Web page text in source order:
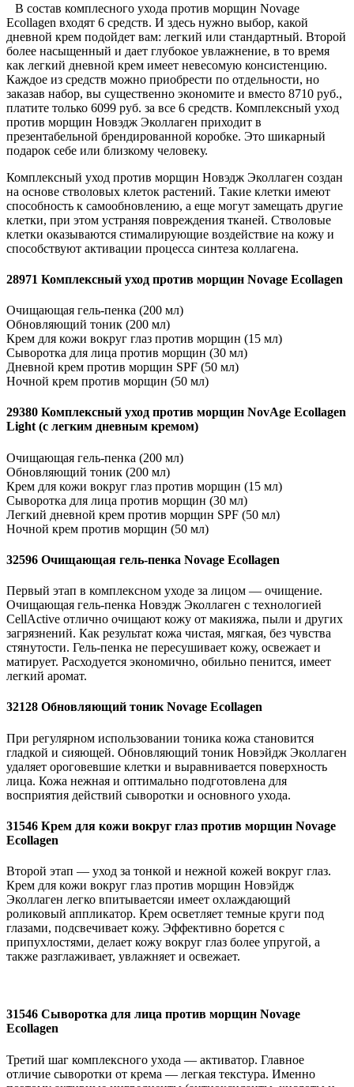
В состав комплесного ухода против морщин Novage
Ecollagen входят 6 средств. И здесь нужно выбор, какой
дневной крем подойдет вам: легкий или стандартный. Второй
более насыщенный и дает глубокое увлажнение, в то время
как легкий дневной крем имеет невесомую консистенцию.
Каждое из средств можно приобрести по отдельности, но
заказав набор, вы существенно экономите и вместо 8710 руб.,
платите только 6099 руб. за все 6 средств. Комплексный уход
против морщин Новэдж Эколлаген приходит в
презентабельной брендированной коробке. Это шикарный
подарок себе или близкому человеку.
Комплексный уход против морщин Новэдж Эколлаген создан
на основе стволовых клеток растений. Такие клетки имеют
способность к самообновлению, а еще могут замещать другие
клетки, при этом устраняя повреждения тканей. Стволовые
клетки оказываются стималирующие воздействие на кожу и
способствуют активации процесса синтеза коллагена.
28971 Комплексный уход против морщин Novage Ecollagen
Очищающая гель-пенка (200 мл)
Обновляющий тоник (200 мл)
Крем для кожи вокруг глаз против морщин (15 мл)
Сыворотка для лица против морщин (30 мл)
Дневной крем против морщин SPF (50 мл)
Ночной крем против морщин (50 мл)
29380 Комплексный уход против морщин NovAge Ecollagen
Light (с легким дневным кремом)
Очищающая гель-пенка (200 мл)
Обновляющий тоник (200 мл)
Крем для кожи вокруг глаз против морщин (15 мл)
Сыворотка для лица против морщин (30 мл)
Легкий дневной крем против морщин SPF (50 мл)
Ночной крем против морщин (50 мл)
32596 Очищающая гель-пенка Novage Ecollagen
Первый этап в комплексном уходе за лицом — очищение.
Очищающая гель-пенка Новэдж Эколлаген с технологией
CellActive отлично очищают кожу от макияжа, пыли и других
загрязнений. Как результат кожа чистая, мягкая, без чувства
стянутости. Гель-пенка не пересушивает кожу, освежает и
матирует. Расходуется экономично, обильно пенится, имеет
легкий аромат.
32128 Обновляющий тоник Novage Ecollagen
При регулярном использовании тоника кожа становится
гладкой и сияющей. Обновляющий тоник Новэйдж Эколлаген
удаляет ороговевшие клетки и выравнивается поверхность
лица. Кожа нежная и оптимально подготовлена для
восприятия действий сыворотки и основного ухода.
31546 Крем для кожи вокруг глаз против морщин Novage
Ecollagen
Второй этап — уход за тонкой и нежной кожей вокруг глаз.
Крем для кожи вокруг глаз против морщин Новэйдж
Эколлаген легко впитываетсяи имеет охлаждающий
роликовый аппликатор. Крем осветляет темные круги под
глазами, подсвечивает кожу. Эффективно борется с
припухлостями, делает кожу вокруг глаз более упругой, а
также разглаживает, увлажняет и освежает.
31546 Сыворотка для лица против морщин Novage
Ecollagen
Третий шаг комплексного ухода — активатор. Главное
отличие сыворотки от крема — легкая текстура. Именно